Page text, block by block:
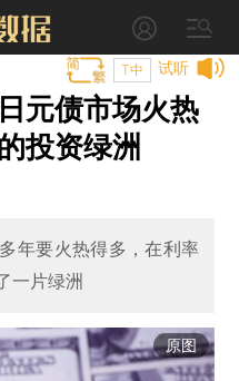
试听
T中
元债市场火热
投资绿洲
年要火热得多，在利率
一片绿洲
原图